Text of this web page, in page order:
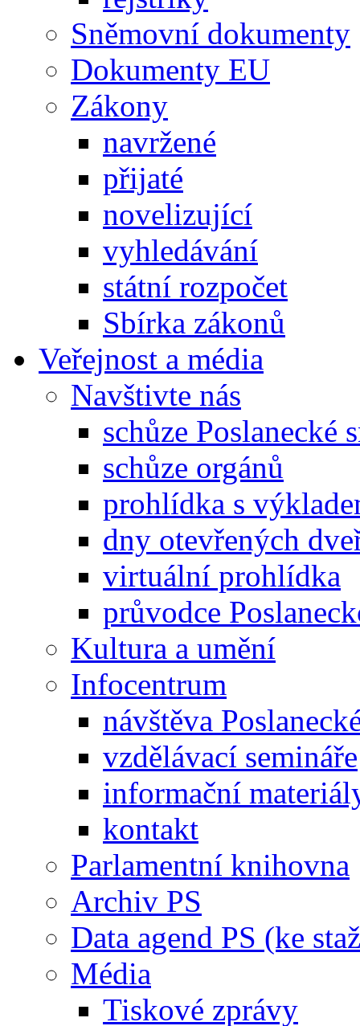
Sněmovní dokumenty
Dokumenty EU
Zákony
navržené
přijaté
novelizující
vyhledávání
státní rozpočet
Sbírka zákonů
Veřejnost a média
Navštivte nás
schůze Poslanecké
schůze orgánů
prohlídka s
dny otevřených
virtuální prohlídka
průvodce
Kultura a umění
Infocentrum
návštěva
vzdělávací semináře
informační
kontakt
Parlamentní knihovna
Archiv PS
Data agend PS (ke
Média
Tiskové zprávy